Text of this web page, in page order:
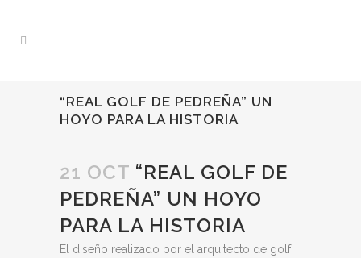
“REAL GOLF DE PEDREÑA” UN
HOYO PARA LA HISTORIA
21 OCT “REAL GOLF DE
PEDREÑA” UN HOYO
PARA LA HISTORIA
El diseño realizado por el arquitecto de golf